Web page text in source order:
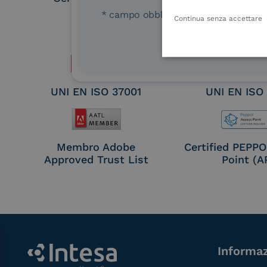
Electronic
UNI EN ISO 37001 UNI EN ISO
Membro Adobe
Approved Trust List
Certified
Point
* campo obbligatorioContinua senza accettare